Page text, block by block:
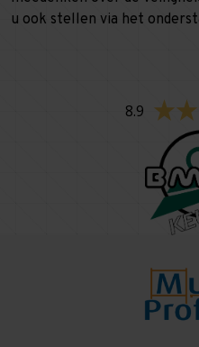
u ook stellen via het
8.9